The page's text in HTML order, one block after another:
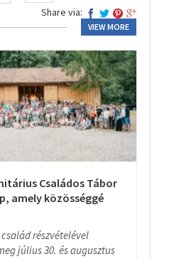
Share via:
VIEW MORE
Családos Tábor
amely közösséggé
részvételével
július 30. és augusztus